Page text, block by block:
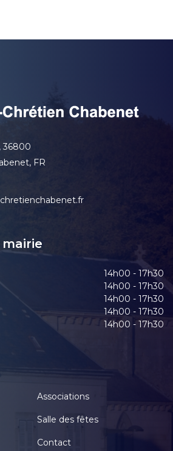
36800
FR
mairie
14h00 - 17h30
14h00 - 17h30
14h00 - 17h30
14h00 - 17h30
14h00 - 17h30
Associations
Salle des fêtes
Contact